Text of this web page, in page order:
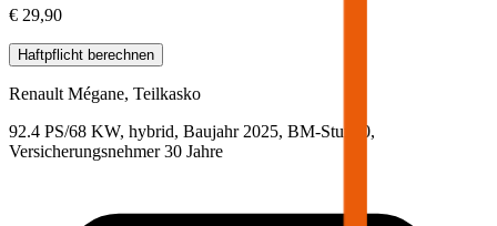
€ 29,90
Haftpflicht berechnen
RenaultMégane, Teilkasko
92.4 PS/68 KW, hybrid, Baujahr 2025, BM-Stufe 0,
Versicherungsnehmer 30 Jahre